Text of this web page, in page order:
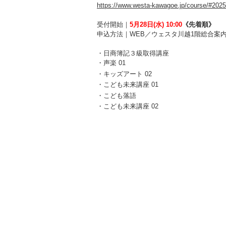
https://www.westa-kawagoe.jp/course/
受付開始｜ 5月28日(水) 10:00 《先着順》
申込方法｜WEB／ウェスタ川越1階総合案
・日商簿記３級取得講座
・声楽 01
・キッズアート 02
・こども未来講座 01
・ こども落語
・こども未来講座 02